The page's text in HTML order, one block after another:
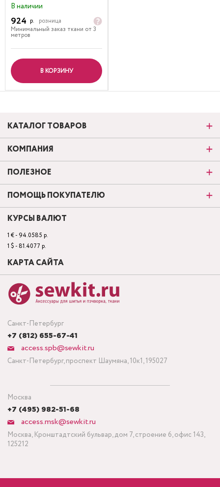
В наличии
924 р.
розница
Минимальный заказ ткани от 3
метров
В КОРЗИНУ
Санкт-Петербург
+7 (812) 655-67-41
access.spb@sewkit.ru
Санкт-Петербург, проспект Шаумяна, 10к1, 195027
Москва
+7 (495) 982-51-68
access.msk@sewkit.ru
Москва, Кронштадтский бульвар, дом 7, строение 6, офис 143,
125212
КАТАЛОГ ТОВАРОВ
КОМПАНИЯ
ПОЛЕЗНОЕ
ПОМОЩЬ ПОКУПАТЕЛЮ
КУРСЫ ВАЛЮТ
1 € - 94.0585 р.
1 $ - 81.4077 р.
КАРТА САЙТА